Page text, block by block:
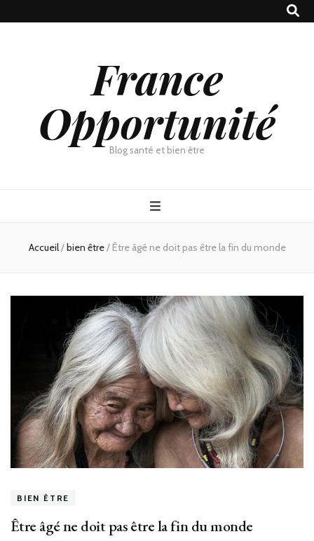
France
Opportunité
Blog santé et bien être
Accueil/bien être/ Être âgé ne doit pas être la fin du monde
BIEN ÊTRE
Être âgé ne doit pas être la fin du monde